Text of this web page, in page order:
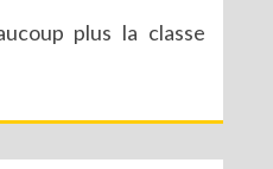
plus la classe